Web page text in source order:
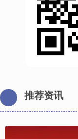
推荐资讯